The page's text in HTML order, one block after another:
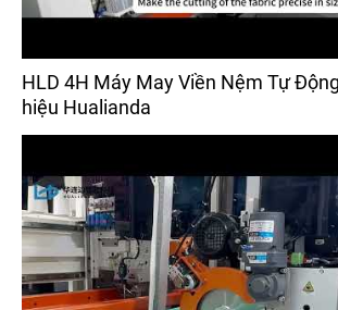
HLD 4H Máy May Viền Nệm Tự
hiệu Hualianda